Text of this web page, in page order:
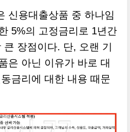
신용대출상품 중 하나임
5%의 고정금리로 1년간
장점이다. 단, 오랜 기
은 아닌 이유가 바로 대
금리에 대한 내용 때문